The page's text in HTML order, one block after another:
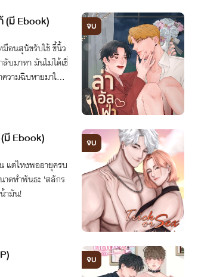
(มี Ebook)
มือนสุนัขรับใช้ ชี้นิ้ว
ลับมาหา มันไม่ได้เชื่
วามฉิบหายมาให้ไ
จบ
มี Ebook)
แต่ไหงพออายุครบ
าดทำพันธะ 'สลักร
ามัน!
จบ
จบ